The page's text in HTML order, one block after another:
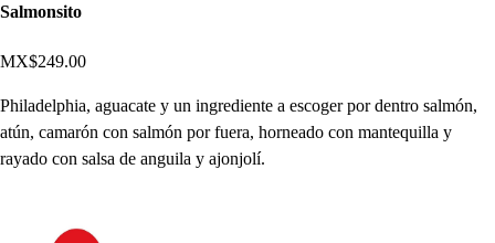
Salmonsito
MX$249.00
Philadelphia, aguacate y un ingrediente a escoger por dentro salmón,
atún, camarón con salmón por fuera, horneado con mantequilla y
rayado con salsa de anguila y ajonjolí.